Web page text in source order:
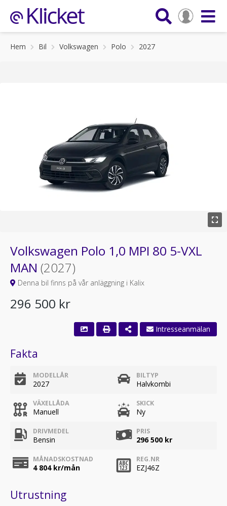
Hem Bil Volkswagen Polo 2027
Volkswagen Polo 1,0 MPI 80 5-VXL
MAN (2027)
Denna bil finns på vår anläggning i Kalix
296 500 kr
Fakta
MODELLÅR
2027
BILTYP
Halvkombi
VÄXELLÅDA
Manuell
SKICK
Ny
DRIVMEDEL
Bensin
PRIS
296 500 kr
MÅNADSKOSTNAD
4 804kr/mån
REG.NR
EZJ46Z
Utrustning